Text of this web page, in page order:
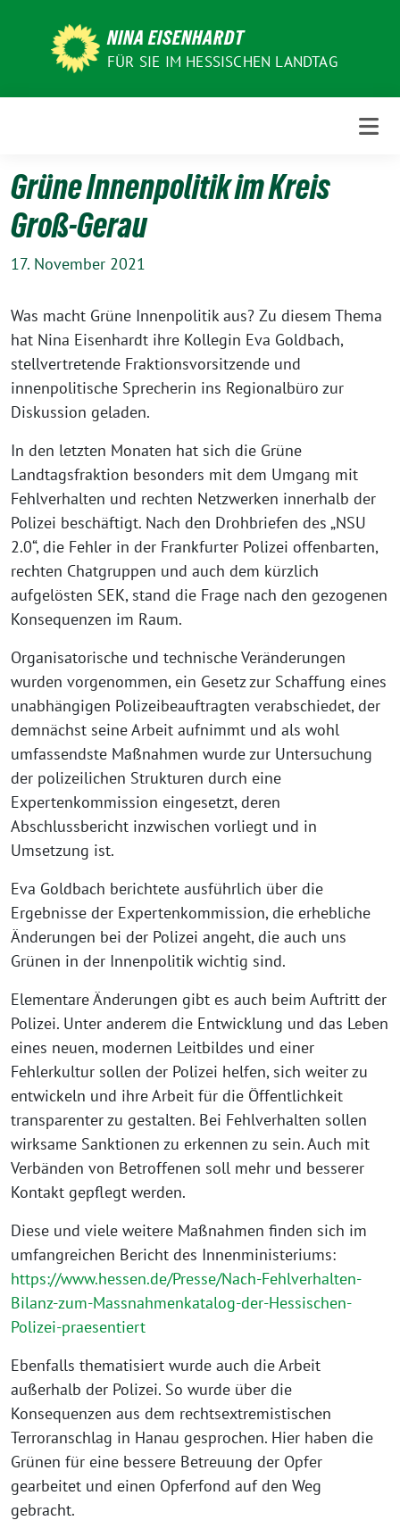
NINA EISENHARDT
FÜR SIE IM HESSISCHEN LANDTAG
Grüne Innenpolitik im Kreis
Groß-Gerau
17. November 2021
Was macht Grüne Innenpolitik aus? Zu diesem Thema
hat Nina Eisenhardt ihre Kollegin Eva Goldbach,
stellvertretende Fraktionsvorsitzende und
innenpolitische Sprecherin ins Regionalbüro zur
Diskussion geladen.
In den letzten Monaten hat sich die Grüne
Landtagsfraktion besonders mit dem Umgang mit
Fehlverhalten und rechten Netzwerken innerhalb der
Polizei beschäftigt. Nach den Drohbriefen des „NSU
2.0“, die Fehler in der Frankfurter Polizei offenbarten,
rechten Chatgruppen und auch dem kürzlich
aufgelösten SEK, stand die Frage nach den gezogenen
Konsequenzen im Raum.
Organisatorische und technische Veränderungen
wurden vorgenommen, ein Gesetz zur Schaffung eines
unabhängigen Polizeibeauftragten verabschiedet, der
demnächst seine Arbeit aufnimmt und als wohl
umfassendste Maßnahmen wurde zur Untersuchung
der polizeilichen Strukturen durch eine
Expertenkommission eingesetzt, deren
Abschlussbericht inzwischen vorliegt und in
Umsetzung ist.
Eva Goldbach berichtete ausführlich über die
Ergebnisse der Expertenkommission, die erhebliche
Änderungen bei der Polizei angeht, die auch uns
Grünen in der Innenpolitik wichtig sind.
Elementare Änderungen gibt es auch beim Auftritt der
Polizei. Unter anderem die Entwicklung und das Leben
eines neuen, modernen Leitbildes und einer
Fehlerkultur sollen der Polizei helfen, sich weiter zu
entwickeln und ihre Arbeit für die Öffentlichkeit
transparenter zu gestalten. Bei Fehlverhalten sollen
wirksame Sanktionen zu erkennen zu sein. Auch mit
Verbänden von Betroffenen soll mehr und besserer
Kontakt gepflegt werden.
Diese und viele weitere Maßnahmen finden sich im
umfangreichen Bericht des Innenministeriums:
https://www.hessen.de/Presse/Nach-Fehlverhalten-
Bilanz-zum-Massnahmenkatalog-der-Hessischen-
Polizei-praesentiert
Ebenfalls thematisiert wurde auch die Arbeit
außerhalb der Polizei. So wurde über die
Konsequenzen aus dem rechtsextremistischen
Terroranschlag in Hanau gesprochen. Hier haben die
Grünen für eine bessere Betreuung der Opfer
gearbeitet und einen Opferfond auf den Weg
gebracht.